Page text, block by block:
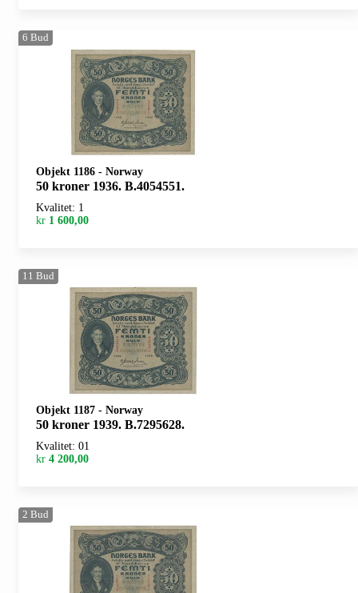
6 Bud
Objekt 1186 - Norway
50 kroner 1936. B.4054551.
Kvalitet: 1
kr 1 600,00
11 Bud
Objekt 1187 - Norway
50 kroner 1939. B.7295628.
Kvalitet: 01
kr 4 200,00
2 Bud